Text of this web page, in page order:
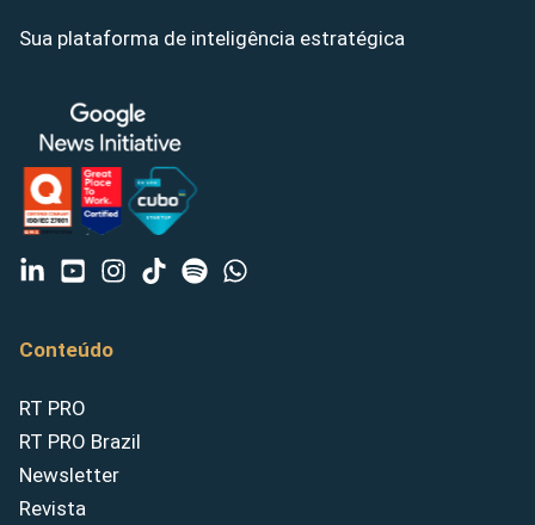
Sua plataforma de inteligência estratégica
Conteúdo
RT PRO
RT PRO Brazil
Newsletter
Revista